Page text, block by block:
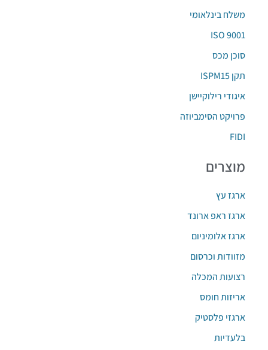
משלח בינלאומי
ISO 9001
סוכן מכס
תקן ISPM15‏
איגודי רילוקיישן
פרויקט הסימביוזה
FIDI
מוצרים
ארגז עץ
ארגז ראפ ארונד
ארגז אלומיניום
מזוודות וכרסום
רצועות המכלה
אריזות חומס
ארגזי פלסטיק
בלעדיות